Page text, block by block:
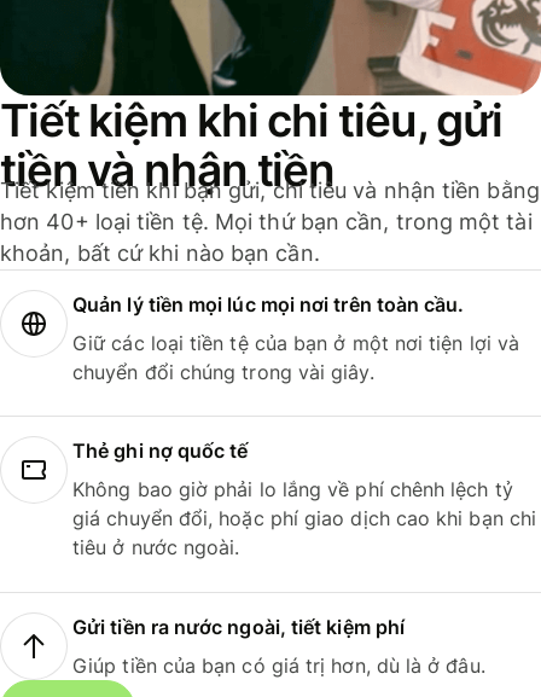
Tiết kiệm khi chi tiêu, gửi
tiền và nhận tiền
Tiết kiệm tiền khi bạn gửi, chi tiêu và nhận tiền bằng
hơn 40+ loại tiền tệ. Mọi thứ bạn cần, trong một tài
khoản, bất cứ khi nào bạn cần.
Quản lý tiền mọi lúc mọi nơi trên toàn cầu.
Giữ các loại tiền tệ của bạn ở một nơi tiện lợi và
chuyển đổi chúng trong vài giây.
Thẻ ghi nợ quốc tế
Không bao giờ phải lo lắng về phí chênh lệch tỷ
giá chuyển đổi, hoặc phí giao dịch cao khi bạn chi
tiêu ở nước ngoài.
Gửi tiền ra nước ngoài, tiết kiệm phí
Giúp tiền của bạn có giá trị hơn, dù là ở đâu.